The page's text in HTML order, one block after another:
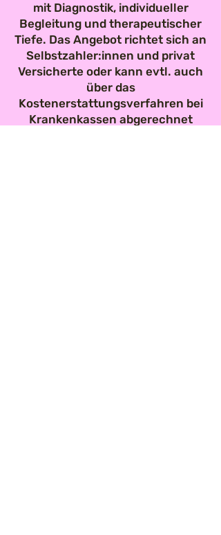
mit Diagnostik, individueller
Begleitung und therapeutischer
Tiefe. Das Angebot richtet sich an
Selbstzahler:innen und privat
Versicherte oder kann evtl. auch
über das
Kostenerstattungsverfahren bei
Krankenkassen abgerechnet